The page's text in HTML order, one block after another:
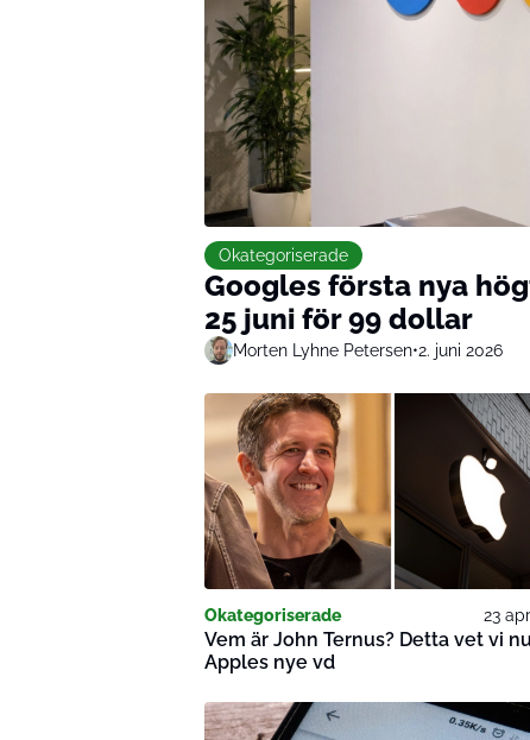
Okategoriserade
Googles första nya
25 juni för 99 dollar
Morten Lyhne Petersen•2. juni 2026
Okategoriserade 23
Vem är John Ternus? Detta vet vi
Apples nye vd